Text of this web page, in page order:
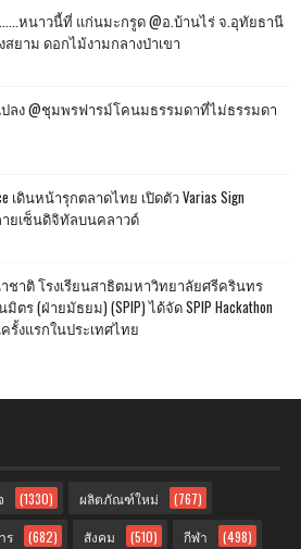
หนาวนี้ที่ แก่นมะกรูด @อ.บ้านไร่ จ.อุทัยธานี
ยาม ดอกไม้งามกลางป่าเขา
ลง @ชุมพรฟารม์โคนมธรรมดาที่ไม่ธรรมดา
เดินหน้ารุกตลาดไทย เปิดตัว Varias Sign
ยเซ็นดิจิทัลบนคลาวด์
ชาติ โรงเรียนสาธิตมหาวิทยาลัยศรีครินทร
ตร (ฝ่ายมัธยม) (SPIP) ได้จัด SPIP Hackathon
รั้งแรกในประเทศไทย
(1330) ผลิตภัณฑ์ใหม่ (767)
ร (682) สังคม (510) กีฬา (498)